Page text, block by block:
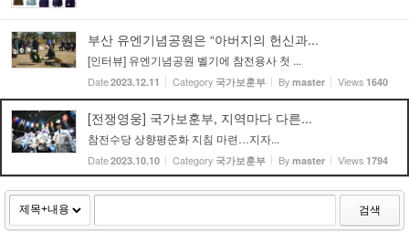
부산 유엔기념공원은 “아버지의 헌신과...
[인터뷰] 유엔기념공원 벨기에 참전용사 첫 ...
Date2023.12.11 Category 국가보훈부 By master Views 1640
[전쟁영웅] 국가보훈부, 지역마다 다른...
참전수당 상향평준화 지침 마련…지자...
Date2023.10.10 Category 국가보훈부 By master Views 1794
검색